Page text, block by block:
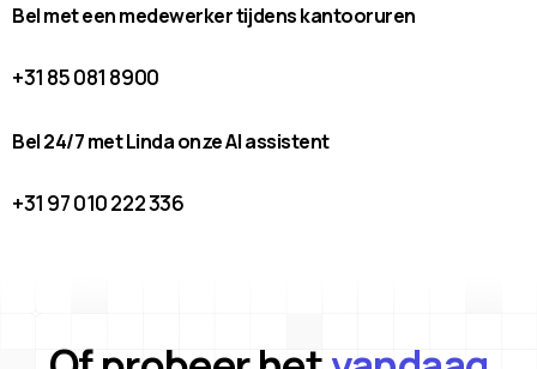
Bel met een medewerker tijdens kantooruren
+31 85 081 8900
Bel 24/7 met Linda onze AI assistent
+31 97 010 222 336